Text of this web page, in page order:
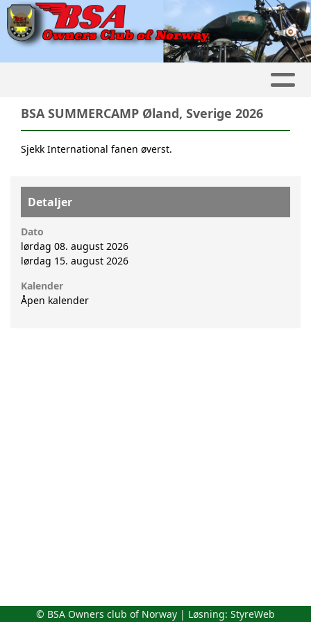
BSA SUMMERCAMP Øland, Sverige 2026
Sjekk International fanen øverst.
Detaljer
Dato
lørdag 08. august 2026
lørdag 15. august 2026
Kalender
Åpen kalender
© BSA Owners club of Norway | Løsning: StyreWeb